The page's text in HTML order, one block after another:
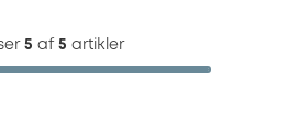
5 af 5 artikler